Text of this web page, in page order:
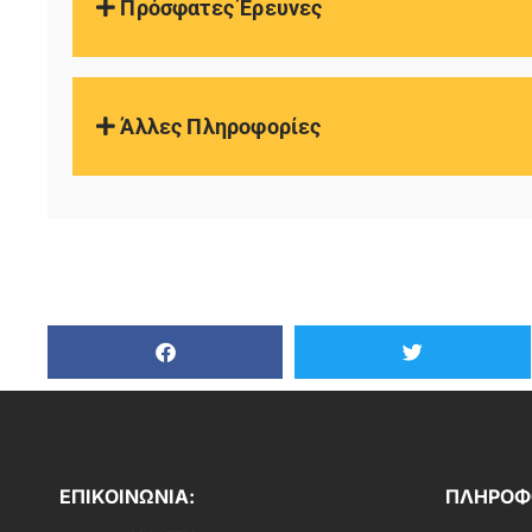
Πρόσφατες Έρευνες
Άλλες Πληροφορίες
ΕΠΙΚΟΙΝΩΝΙΑ: